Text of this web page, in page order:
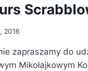
2016
zapraszamy do
Mikołajkowym